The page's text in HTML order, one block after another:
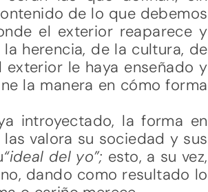
de lo que debemos
el exterior reaparece y
herencia, de la cultura, de
le haya enseñado y
la manera en cómo forma
introyectado, la forma en
valora su sociedad y sus
“ideal del yo”; esto, a su vez,
dando como resultado lo